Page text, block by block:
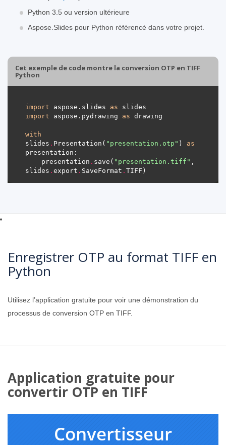
Python 3.5 ou version ultérieure
Aspose.Slides pour Python référencé dans votre projet.
Cet exemple de code montre la conversion OTP en TIFF
Python
import aspose.slides as
import aspose.pydrawing as
with
slides . Presentation( "presentation.otp" ) as
    presentation
. save( "presentation.tiff" ,
slides . export . SaveFormat .
Enregistrer OTP au format TIFF en
Python
Utilisez l’application gratuite pour voir une démonstration du
processus de conversion OTP en TIFF.
Application gratuite pour
convertir OTP en TIFF